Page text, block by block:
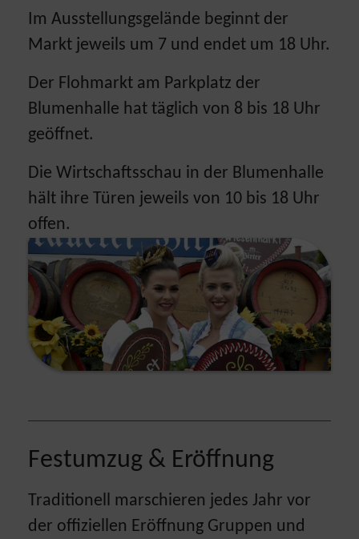
Im Ausstellungsgelände beginnt der
Markt jeweils um 7 und endet um 18 Uhr.
Der Flohmarkt am Parkplatz der
Blumenhalle hat täglich von 8 bis 18 Uhr
geöffnet.
Die Wirtschaftsschau in der Blumenhalle
hält ihre Türen jeweils von 10 bis 18 Uhr
offen.
Festumzug & Eröffnung
Traditionell marschieren jedes Jahr vor
der offiziellen Eröffnung Gruppen und